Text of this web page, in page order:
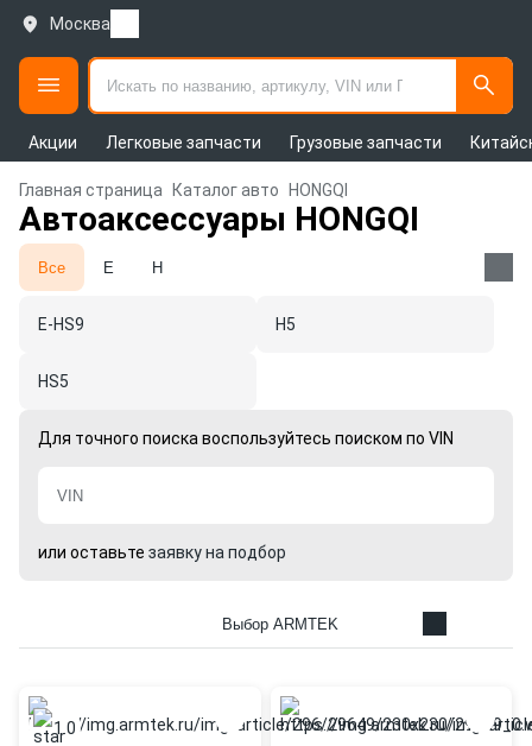
Москва
Акции Легковые запчасти Грузовые запчасти
Главная страница Каталог авто HONGQI
Автоаксессуары HONGQI
Все E H
E-HS9 H5
HS5
Для точного поиска воспользуйтесь поиском по VIN
или оставьте заявку на подбор
Выбор ARMTEK
1.0